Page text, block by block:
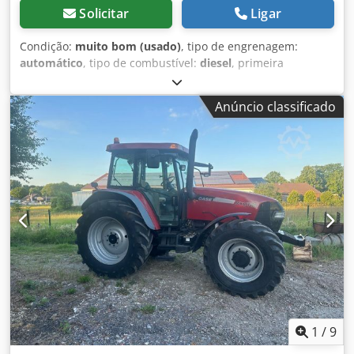
Solicitar Ligar
Condição: muito bom (usado), tipo de engrenagem:
automático, tipo de combustível: diesel, primeira
, Ano de fabrico:
funcionamento:2.058 h, Equipamento:cabina, = Outras
opções e acessórios = - Cabine fechada - Rádio/Leitor de
CD = Notas = Retroescavadora de esteiras CASE 21F XT,
fabricada em 2016, com apenas 2.058 horas de operação.
Esta retroescavadora de esteiras compacta e potente é
originária da Alemanha e encontra-se em excelente estado
de conservação e manutenção. A máquina está pronta
para uso imediato e é ideal para trabalhos de
terraplenagem, agricultura, reciclagem, pavimentação e
trabalhos em propriedades rurais. A máquina está
equipada com um sistema de engate rápido hidráulico e
uma função hidráulica adicional na frente. Isso permite
que vários equipamentos sejam utilizados sem problemas.
A cabine confortável oferece uma excelente visibilidade
em 360 graus e um ambiente de trabalho agradável.
Dados técnicos: • Fabricante: CASE • Modelo: 21F XT • Ano
Anúncio classificado
1 /9